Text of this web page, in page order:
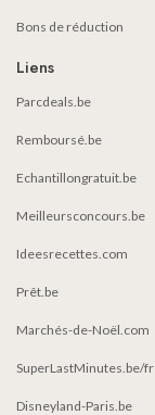
Bons de réduction
Liens
Parcdeals.be
Remboursé.be
Echantillongratuit.be
Meilleursconcours.be
Ideesrecettes.com
Prêt.be
Marchés-de-Noël.com
SuperLastMinutes.be/fr
Disneyland-Paris.be